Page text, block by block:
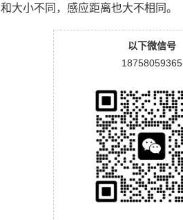
和大小不同，感应距离也大不相同。
以下微信号
18758059365